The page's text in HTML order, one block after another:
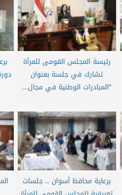
رئيسة المجلس القومى للمرأة
تشارك في جلسة بعنوان
”المبادرات الوطنية في مجال...
برعاية محافظ أسوان .. جلسات